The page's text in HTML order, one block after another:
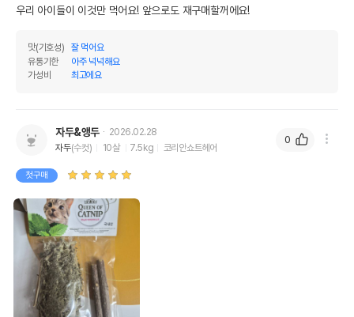
우리 아이들이 이것만 먹어요! 앞으로도 재구매할꺼에요!
맛(기호성)
잘 먹어요
유통기한
아주 넉넉해요
가성비
최고에요
자두&앵두
2026.02.28
자두(수컷) 10살 7.5kg 코리안쇼트헤어
첫구매
0